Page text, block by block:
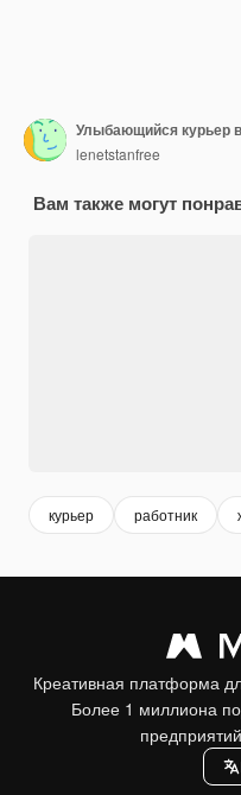
lenetstanfree
Вам также могут
курьер работник
Креативная платформа
Более 1 миллиона